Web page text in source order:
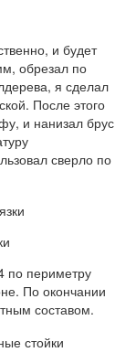
и будет
обрезал по
я сделал
После этого
и нанизал брус
сверло по
по периметру
По окончании
составом.